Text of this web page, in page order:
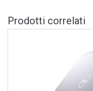
Prodotti correlati